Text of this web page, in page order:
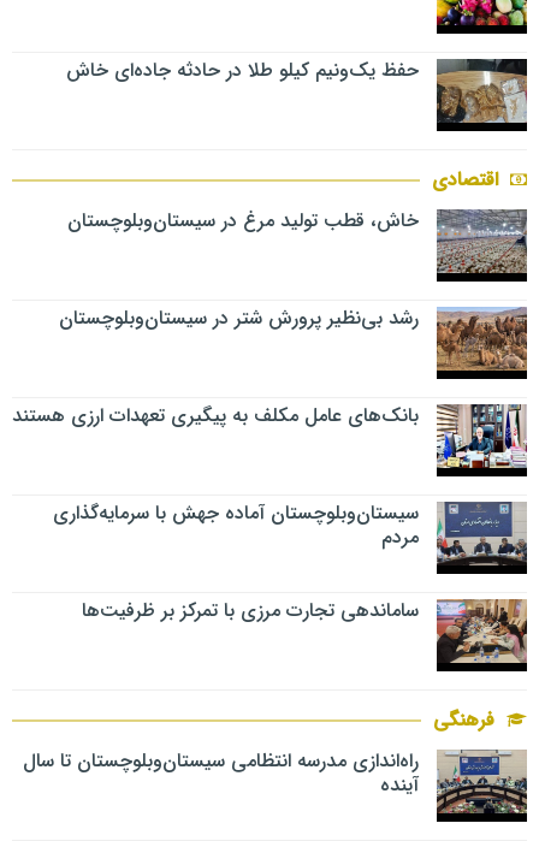
حفظ یک‌ونیم کیلو طلا در حادثه جاده‌ای خاش
اقتصادی
خاش، قطب تولید مرغ در سیستان‌وبلوچستان
رشد بی‌نظیر پرورش شتر در سیستان‌وبلوچستان
بانک‌های عامل مکلف به پیگیری تعهدات ارزی هستند
سیستان‌وبلوچستان آماده جهش با سرمایه‌گذاری
مردم
ساماندهی تجارت مرزی با تمرکز بر ظرفیت‌ها
فرهنگی
راه‌اندازی مدرسه انتظامی سیستان‌وبلوچستان تا سال
آینده